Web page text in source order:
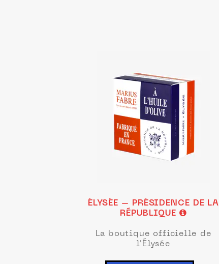
ÉLYSÉE – PRÉSIDENCE DE LA
RÉPUBLIQUE
La boutique officielle de
l'Élysée